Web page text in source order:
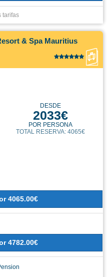
tarifas
& Spa Mauritius
DESDE
2033€
POR PERSONA
TOTAL RESERVA: 4065€
4065.00€
4782.00€